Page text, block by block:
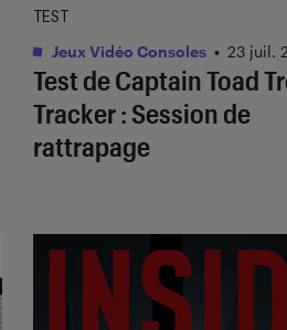
Test de Captain Toad
Tracker : Session de
rattrapage
TEST
Jeux Vidéo Consoles • 23 juil.